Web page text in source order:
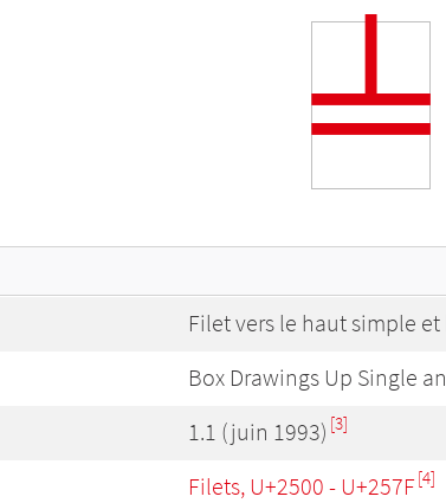
╧
Filet vers le haut simple
Box Drawings Up Single
1.1 (juin 1993) [3]
Filets, U+2500 - U+257F[4]